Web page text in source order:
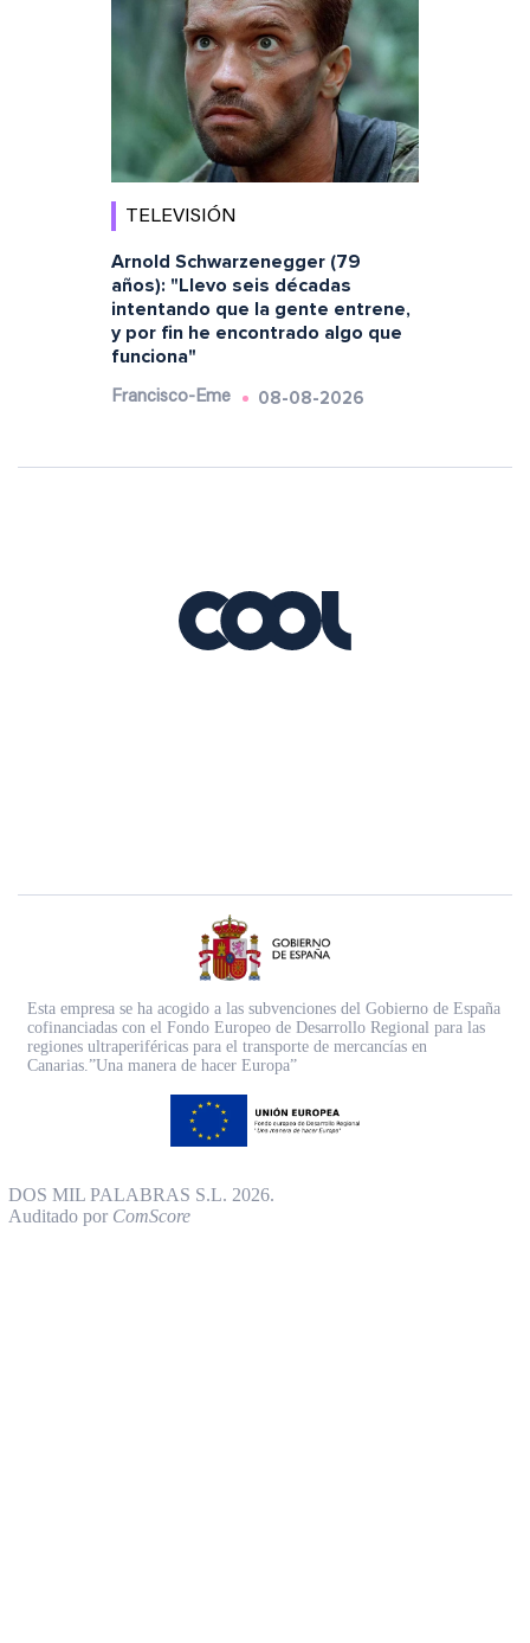
TELEVISIÓN
Arnold Schwarzenegger (79
años): "Llevo seis décadas
intentando que la gente entrene,
y por fin he encontrado algo que
funciona"
Francisco-Eme 08-08-2026
Esta empresa se ha acogido a las subvenciones del Gobierno de España
cofinanciadas con el Fondo Europeo de Desarrollo Regional para las
regiones ultraperiféricas para el transporte de mercancías en
Canarias.”Una manera de hacer Europa”
DOS MIL PALABRAS S.L. 2026.
Auditado por ComScore